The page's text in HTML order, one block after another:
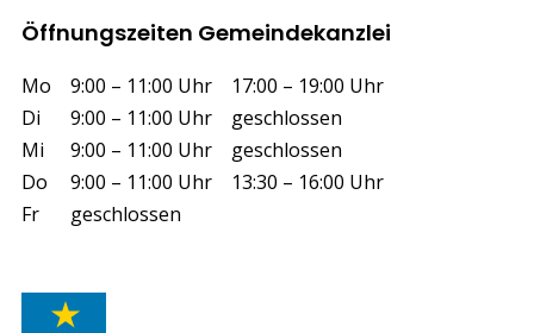
Öffnungszeiten Gemeindekanzlei
Wochentag Vormittag Nachmittag
Mo 9:00 – 11:00 Uhr
17:00 – 19:00 Uhr
Di
9:00 – 11:00 Uhr
geschlossen
Mi
9:00 – 11:00 Uhr
geschlossen
Do
9:00 – 11:00 Uhr
13:30 – 16:00 Uhr
Fr
geschlossen